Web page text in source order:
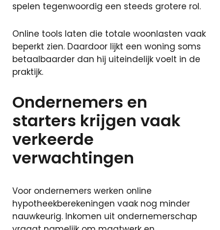
spelen tegenwoordig een steeds grotere rol.
Online tools laten die totale woonlasten vaak
beperkt zien. Daardoor lijkt een woning soms
betaalbaarder dan hij uiteindelijk voelt in de
praktijk.
Ondernemers en
starters krijgen vaak
verkeerde
verwachtingen
Voor ondernemers werken online
hypotheekberekeningen vaak nog minder
nauwkeurig. Inkomen uit ondernemerschap